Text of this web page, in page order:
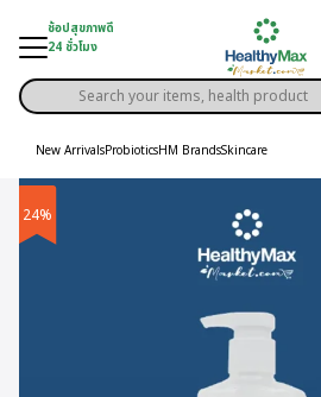
content
ช้อปสุขภาพดี
24 ชั่วโมง
Solution
Products
search
New ArrivalsProbioticsHM BrandsSkincare
24%